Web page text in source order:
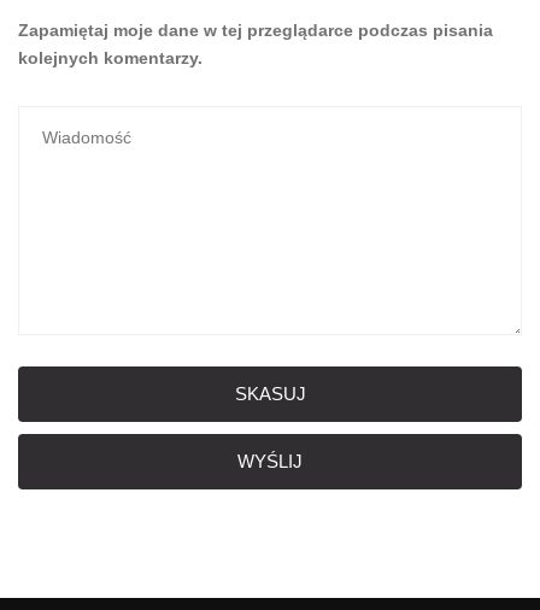
Zapamiętaj moje dane w tej przeglądarce podczas pisania
kolejnych komentarzy.
SKASUJ
WYŚLIJ